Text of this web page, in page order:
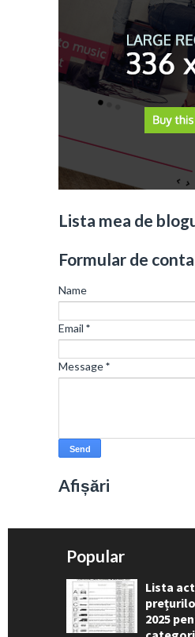
Lista mea de
Formular de
Name
Email *
Message*
Afișări
Popular
Lista
2025